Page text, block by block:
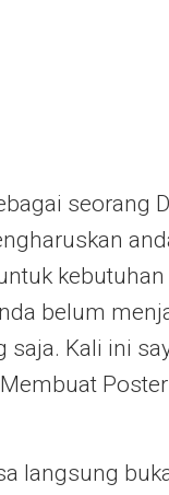
seorang
belum
saja. Kali ini
langsung